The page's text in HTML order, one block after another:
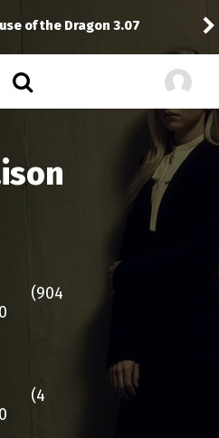
of the Dragon 3.07 rinker
(904
(4